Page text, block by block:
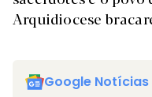
Arquidiocese
Google Notícias